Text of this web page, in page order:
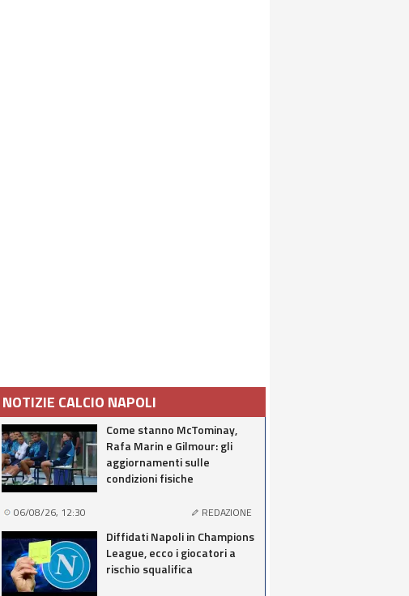
NOTIZIE CALCIO NAPOLI
Come stanno McTominay,
Rafa Marin e Gilmour: gli
aggiornamenti sulle
condizioni fisiche
06/08/26, 12:30 REDAZIONE
Diffidati Napoli in Champions
League, ecco i giocatori a
rischio squalifica